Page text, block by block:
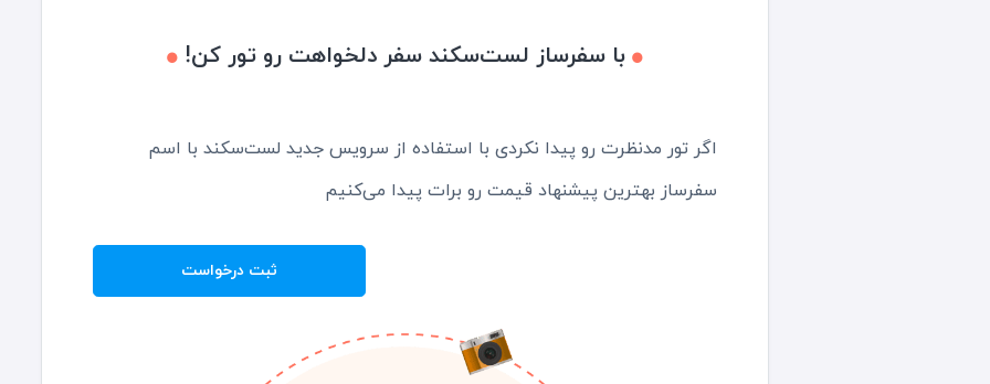
با سفرساز لست‌سکند سفر دلخواهت رو تور کن!
اگر تور مدنظرت رو پیدا نکردی با استفاده از سرویس جدید لست‌سکند با اسم
سفرساز بهترین پیشنهاد قیمت رو برات پیدا می‌کنیم
ثبت درخواست